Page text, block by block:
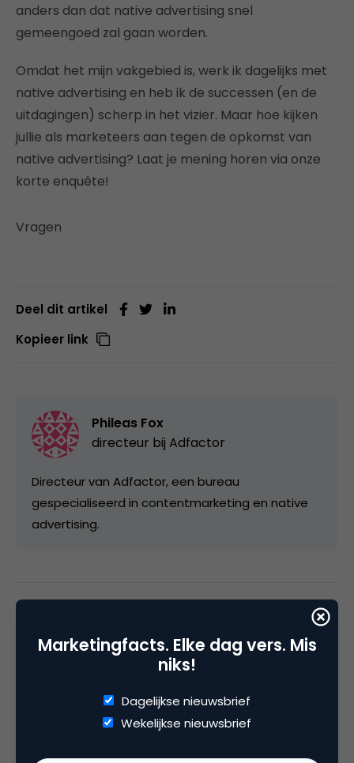
anders dan dat native advertising snel
gemeengoed zal gaan worden.
Omdat het mijn vakgebied is, werk ik dagelijks met
native advertising en heb ik de successen (en de
uitdagingen) scherp in het vizier. Maar hoe kijken
jullie als marketeers aan tegen de opkomst van
native advertising? Laat je mening horen via onze
korte enquête!
Vragen
Deel dit artikel
Kopieer link
Phileas Fox
directeur bij Adfactor
Directeur van Adfactor, een bureau
gespecialiseerd in contentmarketing en native
advertising.
Categorie
branded content , display advertising
Marketingfacts. Elke dag vers. Mis
niks!
Dagelijkse nieuwsbrief
Wekelijkse nieuwsbrief